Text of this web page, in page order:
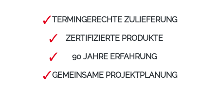
TERMINGERECHTE ZULIEFERUNG
ZERTIFIZIERTE PRODUKTE
90 JAHRE ERFAHRUNG
GEMEINSAME PROJEKTPLANUNG